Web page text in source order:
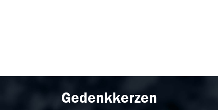
Gedenkkerzen